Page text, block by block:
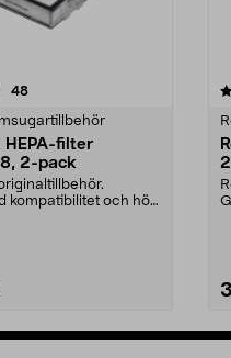
48recensioner
HEPA-filter
2-pack
kompatibilitet och hög
3.0 av 5 stjärnor